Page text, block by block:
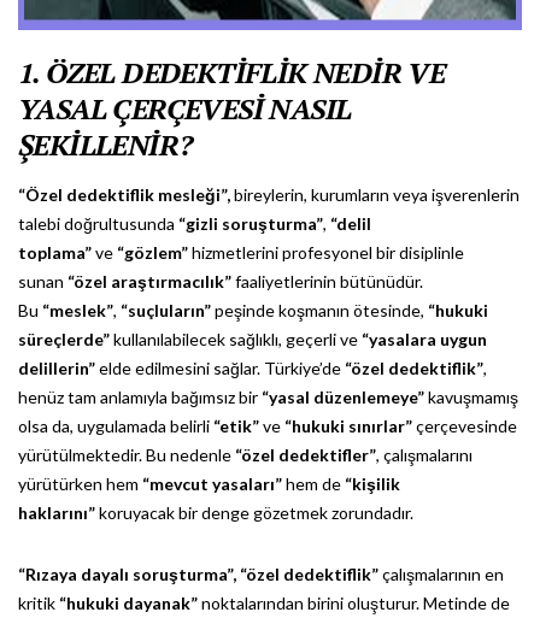
1. ÖZEL DEDEKTİFLİK NEDİR VE
YASAL ÇERÇEVESİ NASIL
ŞEKİLLENİR?
“Özel dedektiflik mesleği”,bireylerin, kurumların veya işverenlerin
talebi doğrultusunda “gizli soruşturma”, “delil
toplama”ve “gözlem”hizmetlerini profesyonel bir disiplinle
sunan “özel araştırmacılık”faaliyetlerinin bütünüdür.
Bu “meslek”, “suçluların”peşinde koşmanın ötesinde, “hukuki
süreçlerde”kullanılabilecek sağlıklı, geçerli ve “yasalara uygun
delillerin”elde edilmesini sağlar. Türkiye’de “özel dedektiflik”,
henüz tam anlamıyla bağımsız bir “yasal düzenlemeye”kavuşmamış
olsa da, uygulamada belirli “etik”ve “hukuki sınırlar”çerçevesinde
yürütülmektedir. Bu nedenle “özel dedektifler”, çalışmalarını
yürütürken hem “mevcut yasaları”hem de “kişilik
haklarını”koruyacak bir denge gözetmek zorundadır.
“Rızaya dayalı soruşturma”, “özel dedektiflik”çalışmalarının en
kritik “hukuki dayanak”noktalarından birini oluşturur. Metinde de